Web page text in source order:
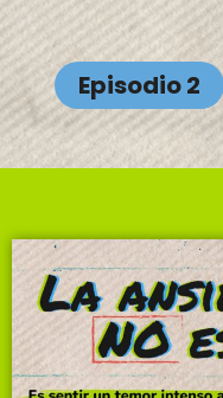
Episodio 2